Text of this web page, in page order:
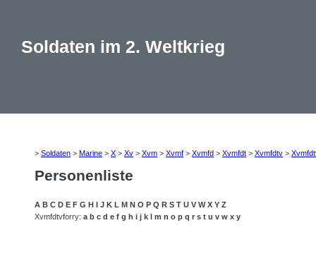
Soldaten im 2. Weltkrieg
> Soldaten > Marine > X > Xv > Xvm > Xvmf > Xvmfd > Xvmfdt > Xvmfdtv >
Personenliste
A B C D E F G H I J K L M N O P Q R S T U V W X Y Z
Xvmfdtvforry: a b c d e f g h i j k l m n o p q r s t u v w x y